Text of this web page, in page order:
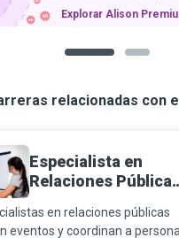
Explorar Alison
relacionadas con
Especialista en
Relaciones
en relaciones públicas
eventos y coordinan a personas